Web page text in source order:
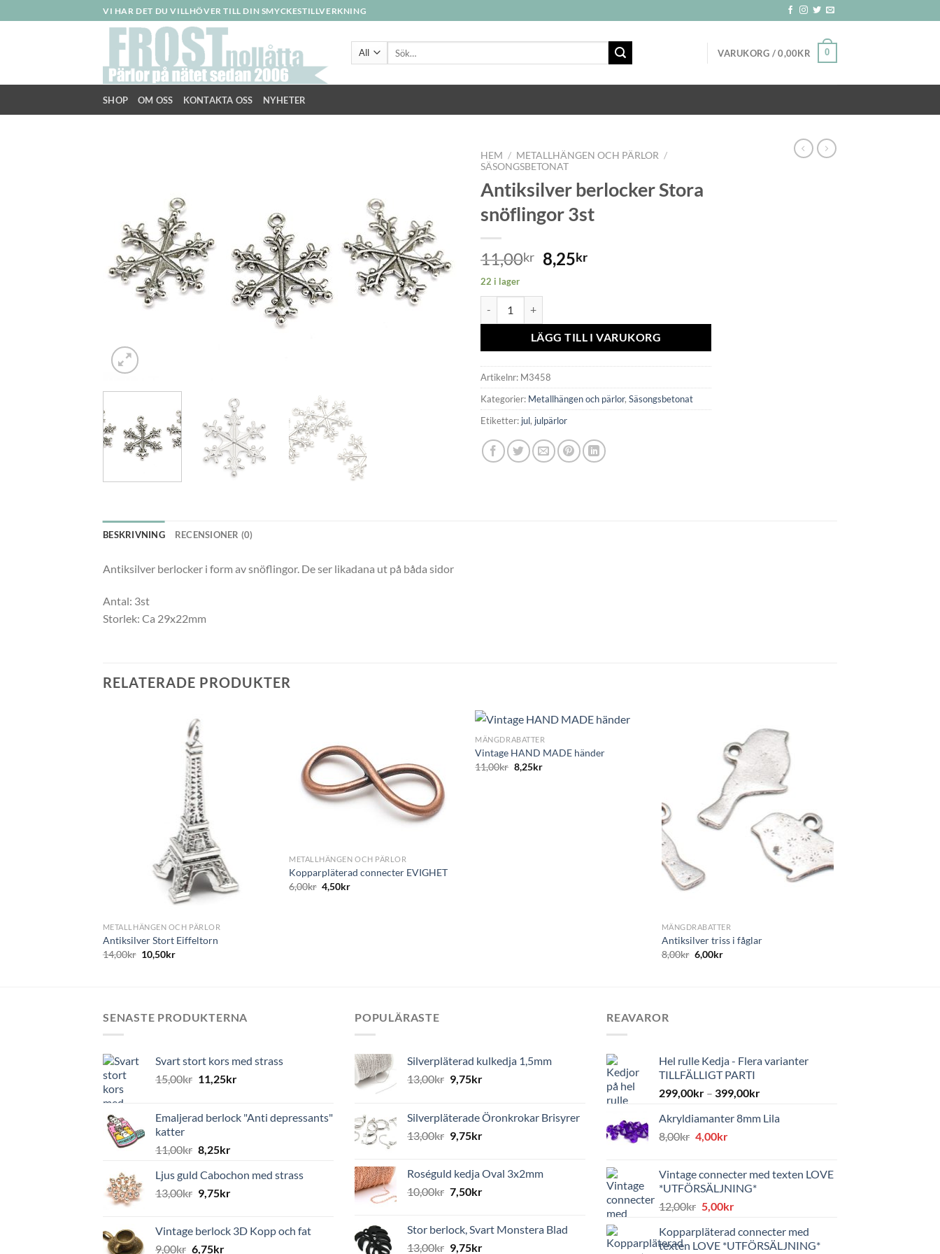
to
VI HAR DET DU VILLHÖVER TILL DIN SMYCKESTILLVERKNING
VARUKORG /0,00KR 0
SHOP OM OSS KONTAKTA OSS NYHETER
HEM / METALLHÄNGEN OCH PÄRLOR /
SÄSONGSBETONAT
Antiksilver berlocker Stora
snöflingor 3st
11,00kr 8,25kr
22 i lager
LÄGG TILL I VARUKORG
Artikelnr: M3458
Kategorier: Metallhängen och pärlor, Säsongsbetonat
Etiketter: jul, julpärlor
BESKRIVNING RECENSIONER (0)
Antiksilver berlocker i form av snöflingor. De ser likadana ut på båda sidor
Antal: 3st
Storlek: Ca 29x22mm
RELATERADE PRODUKTER
METALLHÄNGEN OCH PÄRLOR
Antiksilver Stort Eiffeltorn
14,00kr 10,50kr
METALLHÄNGEN OCH PÄRLOR
Kopparpläterad connecter EVIGHET
6,00kr 4,50kr
MÄNGDRABATTER
Vintage HAND MADE händer
11,00kr 8,25kr
MÄNGDRABATTER
Antiksilver triss i fåglar
8,00kr 6,00kr
SENASTE PRODUKTERNA
Svart stort kors med strass
15,00kr 11,25kr
Emaljerad berlock "Anti depressants"
katter
11,00kr 8,25kr
Ljus guld Cabochon med strass
13,00kr 9,75kr
Vintage berlock 3D Kopp och fat
9,00kr 6,75kr
POPULÄRASTE
Silverpläterad kulkedja 1,5mm
13,00kr 9,75kr
Silverpläterade Öronkrokar Brisyrer
13,00kr 9,75kr
Roséguld kedja Oval 3x2mm
10,00kr 7,50kr
Stor berlock, Svart Monstera Blad
13,00kr 9,75kr
REAVAROR
Hel rulle Kedja - Flera varianter
TILLFÄLLIGT PARTI
299,00kr – 399,00kr
Akryldiamanter 8mm Lila
8,00kr Det
var:
8,00kr.
4,00krDet
är:
4,00kr.
Vintage connecter med texten LOVE
*UTFÖRSÄLJNING*
12,00kr Det
priset
var:
5,00krDet
priset
är:
Kopparpläterad connecter med
texten LOVE *UTFÖRSÄLJNING*